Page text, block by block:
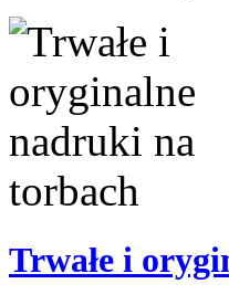
Trwałe i